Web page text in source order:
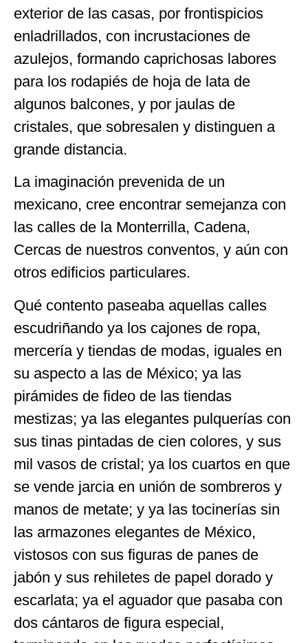
exterior de las casas, por frontispicios
enladrillados, con incrustaciones de
azulejos, formando caprichosas labores
para los rodapiés de hoja de lata de
algunos balcones, y por jaulas de
cristales, que sobresalen y distinguen a
grande distancia.
La imaginación prevenida de un
mexicano, cree encontrar semejanza con
las calles de la Monterrilla, Cadena,
Cercas de nuestros conventos, y aún con
otros edificios particulares.
Qué contento paseaba aquellas calles
escudriñando ya los cajones de ropa,
mercería y tiendas de modas, iguales en
su aspecto a las de México; ya las
pirámides de fideo de las tiendas
mestizas; ya las elegantes pulquerías con
sus tinas pintadas de cien colores, y sus
mil vasos de cristal; ya los cuartos en que
se vende jarcia en unión de sombreros y
manos de metate; y ya las tocinerías sin
las armazones elegantes de México,
vistosos con sus figuras de panes de
jabón y sus rehiletes de papel dorado y
escarlata; ya el aguador que pasaba con
dos cántaros de figura especial,